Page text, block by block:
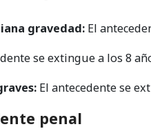
gravedad: El
se extingue a los 8
El antecedente se
penal